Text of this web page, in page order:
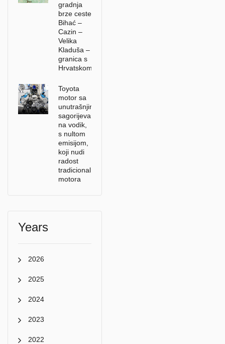
gradnja
brze ceste
Bihać –
Cazin –
Velika
Kladuša –
granica s
Hrvatskom
Toyota
motor sa
unutrašnjim
sagorijevanjem
na vodik,
s nultom
emisijom,
koji nudi
radost
tradicionalnih
motora
Years
2026
2025
2024
2023
2022